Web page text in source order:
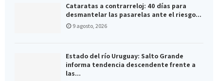
Cataratas a contrarreloj: 40 días para
desmantelar las pasarelas ante el riesgo...
9 agosto, 2026
Estado del río Uruguay: Salto Grande
informa tendencia descendente frente a
las...